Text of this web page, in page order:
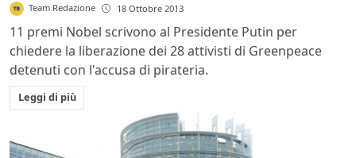
Team Redazione 18 Ottobre 2013
11 premi Nobel scrivono al Presidente Putin per
chiedere la liberazione dei 28 attivisti di Greenpeace
detenuti con l'accusa di pirateria.
Leggi di più